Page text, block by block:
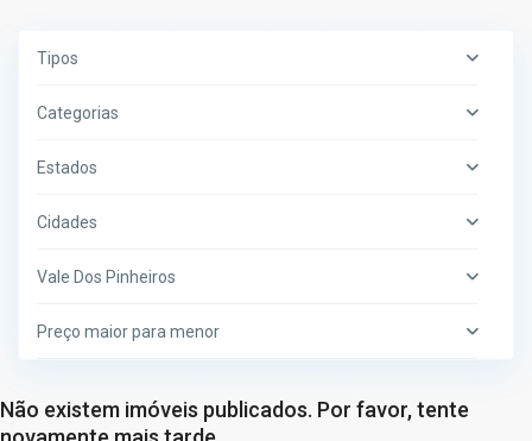
Tipos
Categorias
Estados
Cidades
Vale Dos Pinheiros
Preço maior para menor
Não existem imóveis publicados. Por favor, tente